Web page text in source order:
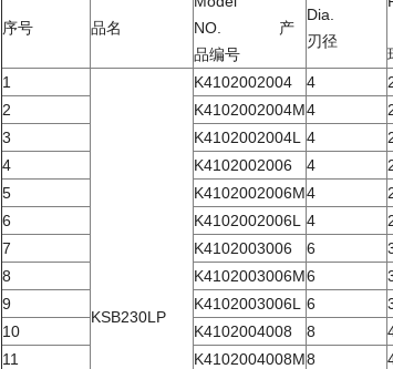
序号 品名
NO. 产
品编号
Dia.
刃径
1
KSB230LP
K4102002004 4
2
K4102002004M4
3
K4102002004L 4
4
K4102002006 4
5
K4102002006M4
6
K4102002006L 4
7
K4102003006 6
8
K4102003006M6
9
K4102003006L 6
10
K4102004008 8
11
K4102004008M8